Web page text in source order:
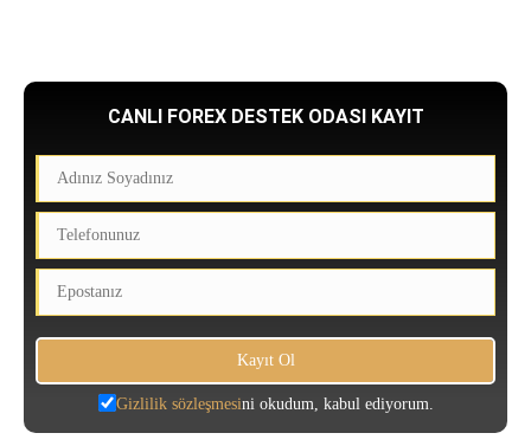
CANLI FOREX DESTEK ODASI KAYIT
Gizlilik sözleşmesini okudum, kabul ediyorum.